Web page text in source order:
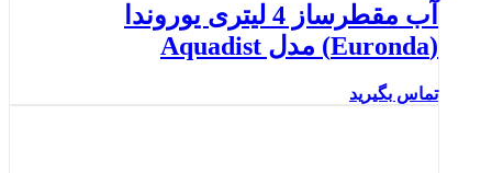
آب مقطرساز 4 لیتری یوروندا
(Euronda) مدل Aquadist
تماس بگیرید